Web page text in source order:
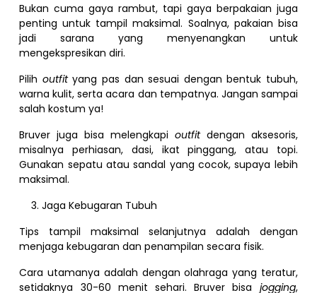
Bukan cuma gaya rambut, tapi gaya berpakaian juga
penting untuk tampil maksimal. Soalnya, pakaian bisa
jadi sarana yang menyenangkan untuk
mengekspresikan diri.
Pilih outfityang pas dan sesuai dengan bentuk tubuh,
warna kulit, serta acara dan tempatnya. Jangan sampai
salah kostum ya!
Bruver juga bisa melengkapi outfit dengan aksesoris,
misalnya perhiasan, dasi, ikat pinggang, atau topi.
Gunakan sepatu atau sandal yang cocok, supaya lebih
maksimal.
Jaga Kebugaran Tubuh
Tips tampil maksimal selanjutnya adalah dengan
menjaga kebugaran dan penampilan secara fisik.
Cara utamanya adalah dengan olahraga yang teratur,
setidaknya 30-60 menit sehari. Bruver bisa jogging,